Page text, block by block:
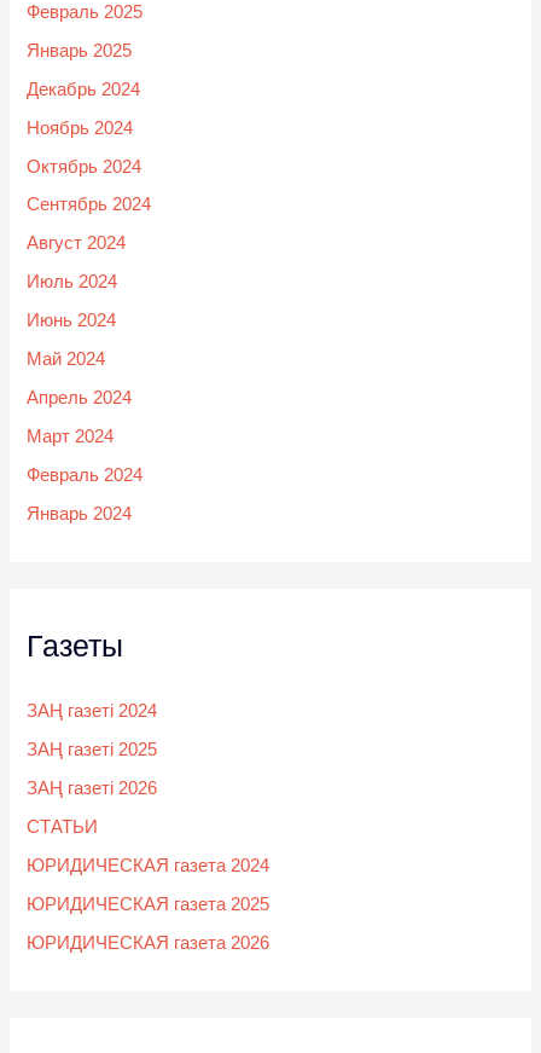
Февраль 2025
Январь 2025
Декабрь 2024
Ноябрь 2024
Октябрь 2024
Сентябрь 2024
Август 2024
Июль 2024
Июнь 2024
Май 2024
Апрель 2024
Март 2024
Февраль 2024
Январь 2024
Газеты
ЗАҢ газеті 2024
ЗАҢ газеті 2025
ЗАҢ газеті 2026
СТАТЬИ
ЮРИДИЧЕСКАЯ газета 2024
ЮРИДИЧЕСКАЯ газета 2025
ЮРИДИЧЕСКАЯ газета 2026